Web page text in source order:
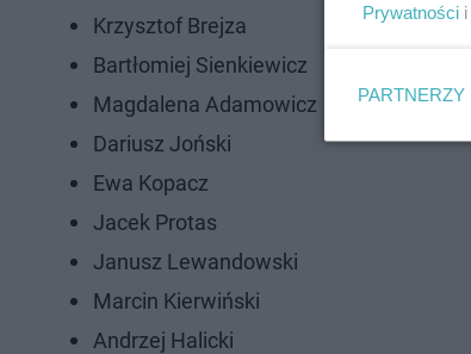
Krzysztof Brejza
Bartłomiej Sienkiewicz
Magdalena Adamowicz
Dariusz Joński
Ewa Kopacz
Jacek Protas
Janusz Lewandowski
Marcin Kierwiński
Andrzej Halicki
Prywatności i
PARTNERZY